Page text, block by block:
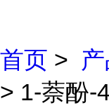
首页 >
> 1-萘酚-